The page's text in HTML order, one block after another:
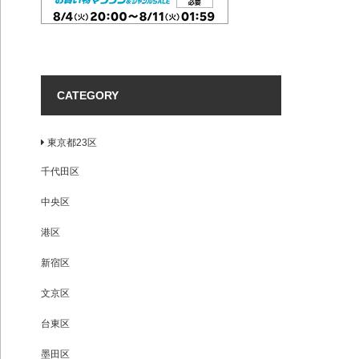
CATEGORY
東京都23区
千代田区
中央区
港区
新宿区
文京区
台東区
墨田区